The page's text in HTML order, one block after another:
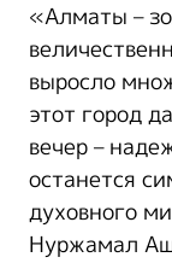
«Алматы –
выросло
этот город
вечер –
останется
духовного
Нуржамал